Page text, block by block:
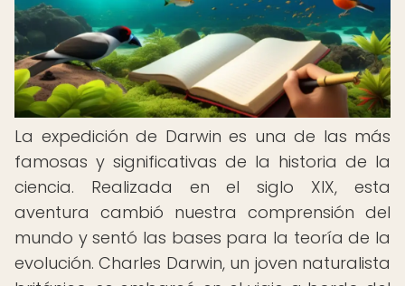
La expedición de Darwin es una de las más
famosas y significativas de la historia de la
ciencia. Realizada en el siglo XIX, esta
aventura cambió nuestra comprensión del
mundo y sentó las bases para la teoría de la
evolución. Charles Darwin, un joven naturalista